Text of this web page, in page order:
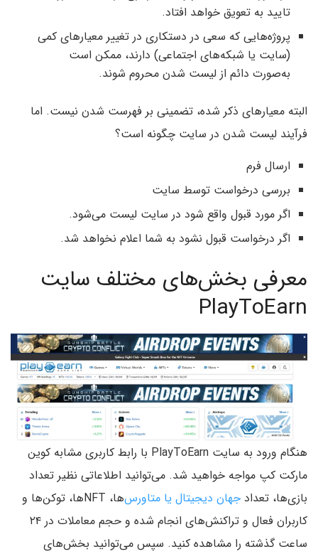
تایید به تعویق خواهد افتاد.
پروژه‌هایی که سعی در دستکاری در تغییر معیارهای کمی
(سایت یا شبکه‌های اجتماعی) دارند، ممکن است
به‌صورت دائم از لیست شدن محروم شوند.
البته معیارهای ذکر شده، تضمینی بر فهرست شدن نیست. اما
فرآیند لیست شدن در سایت چگونه است؟
ارسال فرم‌
بررسی درخواست توسط سایت
اگر مورد قبول واقع شود در سایت لیست می‌شود.
اگر درخواست قبول نشود به شما اعلام نخواهد شد.
معرفی بخش‌های مختلف سایت
PlayToEarn
هنگام ورود به سایت PlayToEarn با رابط کاربری مشابه کوین
مارکت کپ مواجه خواهید شد. می‌توانید اطلاعاتی نظیر تعداد
بازی‌ها، تعداد جهان دیجیتال یا متاورس‌
ها، NFTها، توکن‌ها و
کاربران فعال و تراکنش‌های انجام شده و حجم معاملات در ۲۴
ساعت گذشته را مشاهده کنید. سپس می‌توانید بخش‌های